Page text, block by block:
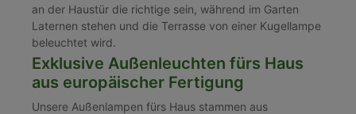
an der Haustür die richtige sein, während im Garten
Laternen stehen und die Terrasse von einer Kugellampe
beleuchtet wird.
Exklusive Außenleuchten fürs Haus
aus europäischer Fertigung
Unsere Außenlampen fürs Haus stammen aus